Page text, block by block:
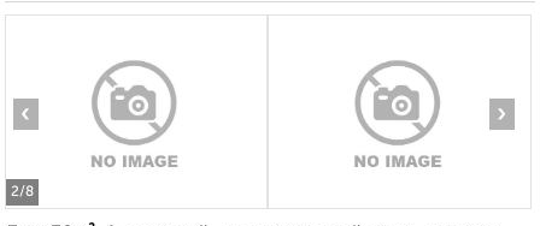
2/8
‹ ›